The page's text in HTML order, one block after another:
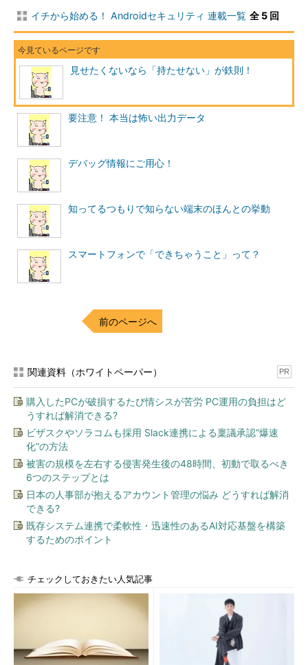
イチから始める！ Androidセキュリティ 連載一覧 全 5 回
見せたくないなら「持たせない」が鉄則！
要注意！ 本当は怖い出力データ
デバッグ情報にご用心！
知ってるつもりで知らない端末のほんとの挙動
スマートフォンで「できちゃうこと」って？
前のページへ
関連資料（ホワイトペーパー） PR
購入したPCが破損するたび情シスが苦労 PC運用の負担はど
うすれば解消できる?
ビザスクやソラコムも採用 Slack連携による稟議承認“爆速
化”の方法
被害の規模を左右する侵害発生後の48時間、初動で取るべき
6つのステップとは
日本の人事部が抱えるアカウント管理の悩み どうすれば解消
できる?
既存システム連携で柔軟性・迅速性のあるAI対応基盤を構築
するためのポイント
チェックしておきたい人気記事